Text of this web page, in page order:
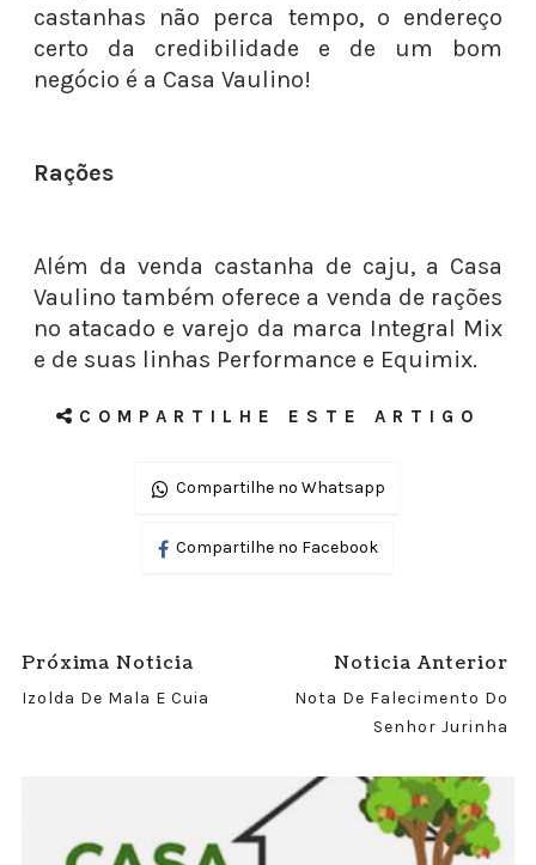
castanhas não perca tempo, o endereço
certo da credibilidade e de um bom
negócio é a Casa Vaulino!
Rações
Além da venda castanha de caju, a Casa
Vaulino também oferece a venda de rações
no atacado e varejo da marca Integral Mix
e de suas linhas Performance e Equimix.
COMPARTILHE ESTE ARTIGO
Compartilhe no Whatsapp
Compartilhe no Facebook
Próxima Noticia
Izolda De Mala E Cuia
Noticia Anterior
Nota De Falecimento Do
Senhor Jurinha